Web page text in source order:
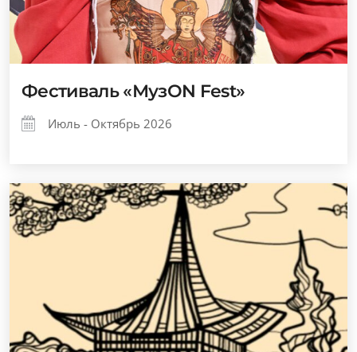
Фестиваль «МузОN Fest»
Июль - Октябрь 2026